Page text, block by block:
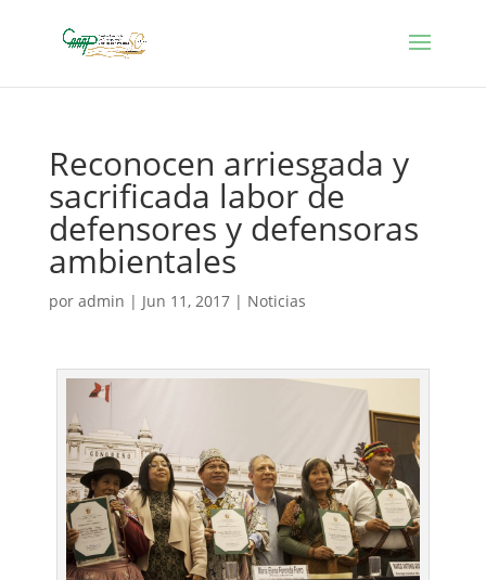
Reconocen arriesgada y
sacrificada labor de
defensores y defensoras
ambientales
por admin | Jun 11, 2017| Noticias